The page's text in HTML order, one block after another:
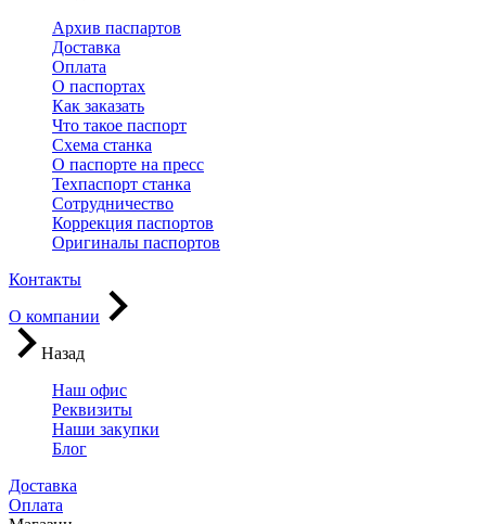
Архив паспартов
Доставка
Оплата
О паспортах
Как заказать
Что такое паспорт
Схема станка
О паспорте на пресс
Техпаспорт станка
Сотрудничество
Коррекция паспортов
Оригиналы паспортов
Контакты
О компании
Назад
Наш офис
Реквизиты
Наши закупки
Блог
Доставка
Оплата